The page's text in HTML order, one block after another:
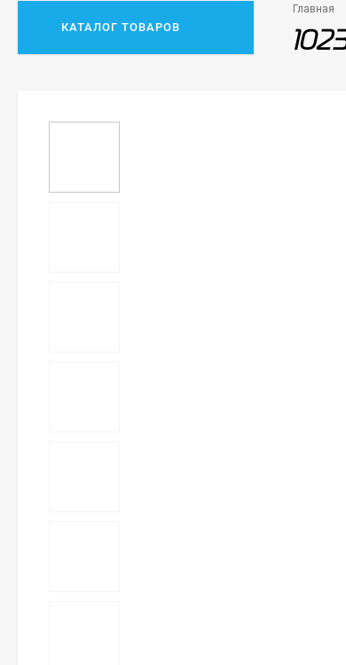
КАТАЛОГ ТОВАРОВ
Главная